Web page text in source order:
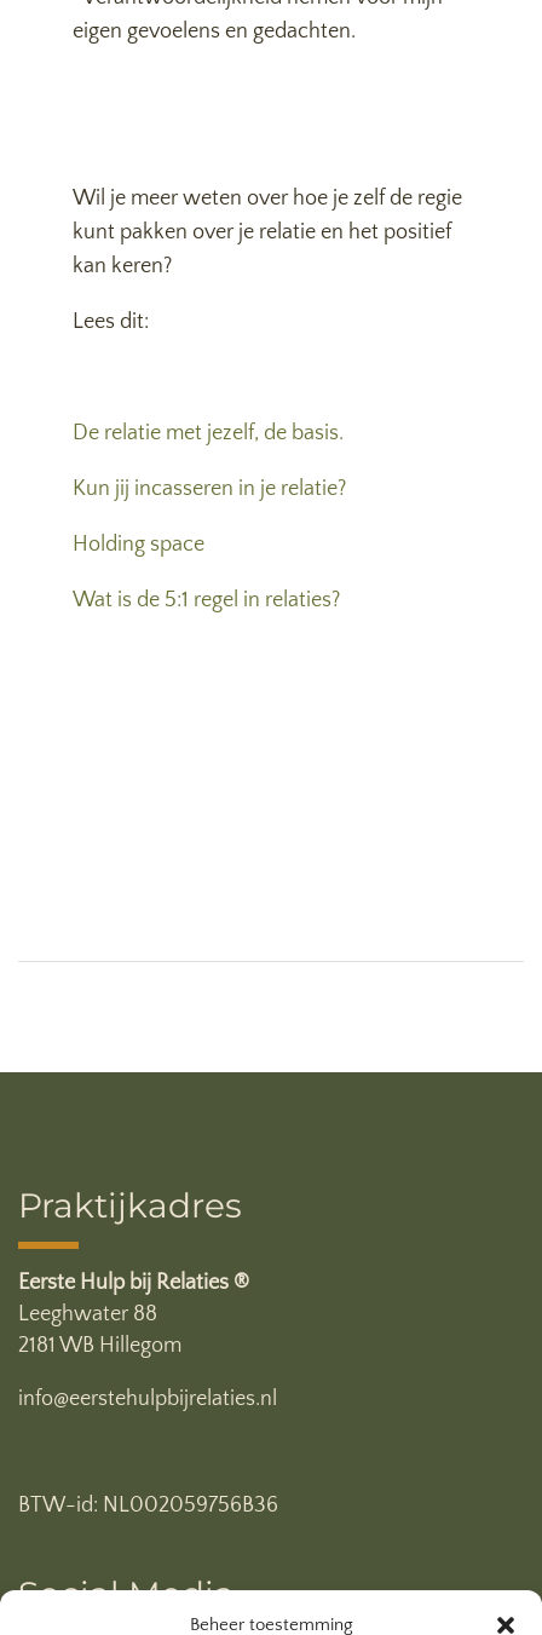
Beheer toestemming
eigen gevoelens en gedachten.
Wil je meer weten over hoe je zelf de regie
kunt pakken over je relatie en het positief
kan keren?
Lees dit:
De relatie met jezelf, de basis.
Kun jij incasseren in je relatie?
Holding space
Wat is de 5:1 regel in relaties?
Praktijkadres
Eerste Hulp bij Relaties ®
Leeghwater 88
2181 WB Hillegom
info@eerstehulpbijrelaties.nl
BTW-id: NL002059756B36
Social Media